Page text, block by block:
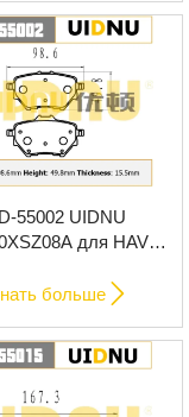
55002 UIDNU
для HAVAL
тормозные
больше 